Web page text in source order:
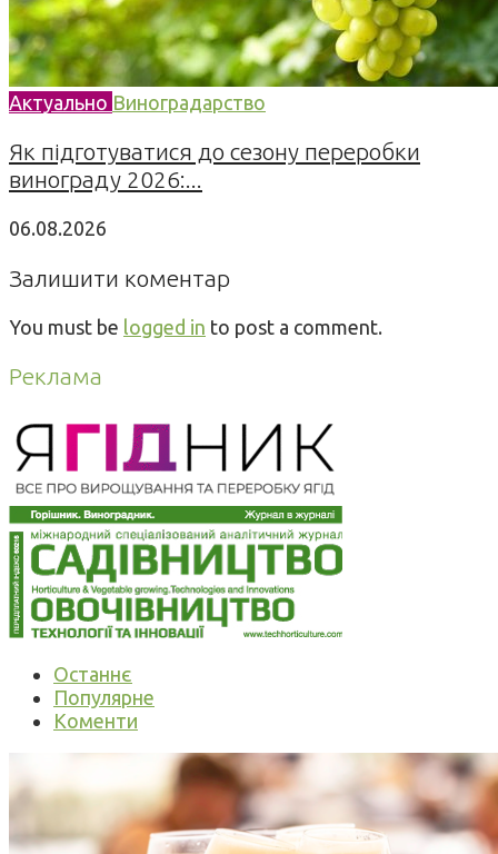
Актуально Виноградарство
Як підготуватися до сезону переробки
винограду 2026:...
06.08.2026
Залишити коментар
You must be logged in to post a comment.
Реклама
Останнє
Популярне
Коменти